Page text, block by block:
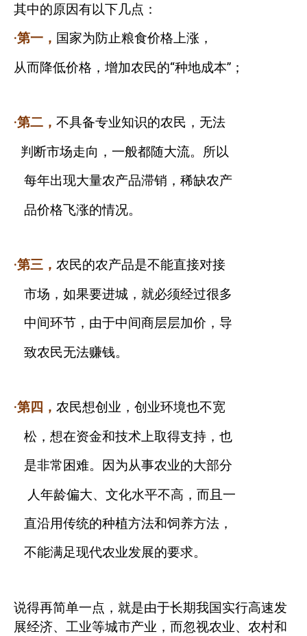
其中的原因有以下几点：
·第一， 国家为防止粮食价格上涨，
从而降低价格，增加农民的“种地成本”；
·第二， 不具备专业知识的农民，无法
判断市场走向，一般都随大流。所以
每年出现大量农产品滞销，稀缺农产
品价格飞涨的情况。
·第三， 农民的农产品是不能直接对接
市场，如果要进城，就必须经过很多
中间环节，由于中间商层层加价，导
致农民无法赚钱。
·第四， 农民想创业，创业环境也不宽
松，想在资金和技术上取得支持，也
是非常困难。因为从事农业的大部分
人年龄偏大、文化水平不高，而且一
直沿用传统的种植方法和饲养方法，
不能满足现代农业发展的要求。
说得再简单一点，就是由于长期我国实行高速发
展经济、工业等城市产业，而忽视农业、农村和